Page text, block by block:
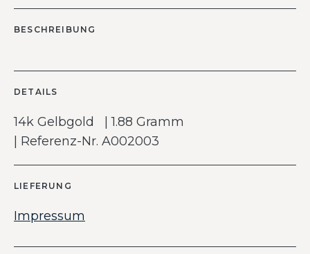
BESCHREIBUNG
DETAILS
14k Gelbgold | 1.88 Gramm
| Referenz-Nr. A002003
LIEFERUNG
Impressum